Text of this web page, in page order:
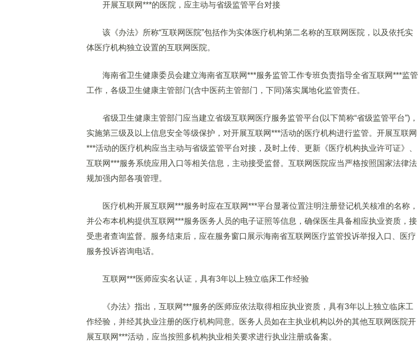
开展互联网***的医院，应主动与省级监管平台对接
该《办法》所称“互联网医院”包括作为实体医疗机构第二名称的互联网医院，以及依托实
体医疗机构独立设置的互联网医院。
海南省卫生健康委员会建立海南省互联网***服务监管工作专班负责指导全省互联网***监管
工作，各级卫生健康主管部门(含中医药主管部门，下同)落实属地化监管责任。
省级卫生健康主管部门应当建立省级互联网医疗服务监管平台(以下简称“省级监管平台”)，
实施第三级及以上信息安全等级保护，对开展互联网***活动的医疗机构进行监管。开展互联网
***活动的医疗机构应当主动与省级监管平台对接，及时上传、更新《医疗机构执业许可证》、
互联网***服务系统应用入口等相关信息，主动接受监督。互联网医院应当严格按照国家法律法
规加强内部各项管理。
医疗机构开展互联网***服务时应在互联网***平台显著位置注明注册登记机关核准的名称，
并公布本机构提供互联网***服务医务人员的电子证照等信息，确保医生具备相应执业资质，接
受患者查询监督。服务结束后，应在服务窗口展示海南省互联网医疗监管投诉举报入口、医疗
服务投诉咨询电话。
互联网***医师应实名认证，具有3年以上独立临床工作经验
《办法》指出，互联网***服务的医师应依法取得相应执业资质，具有3年以上独立临床工
作经验，并经其执业注册的医疗机构同意。医务人员如在主执业机构以外的其他互联网医院开
展互联网***活动，应当按照多机构执业相关要求进行执业注册或备案。